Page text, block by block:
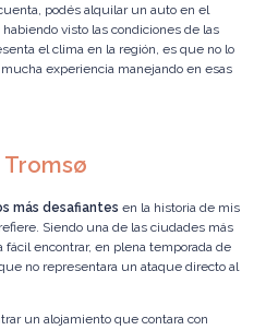
podés alquilar un auto en el
visto las condiciones de las
el clima en la región, es que no lo
experiencia manejando en esas
más desafiantes en la historia de mis
Siendo una de las ciudades más
fácil encontrar, en plena temporada de
no representara un ataque directo al
un alojamiento que contara con